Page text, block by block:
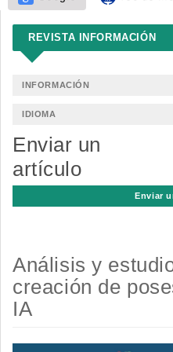
REVISTA INFORMACIÓN
INFORMACIÓN
IDIOMA
Enviar un
artículo
Enviar
Análisis y
creación de
IA